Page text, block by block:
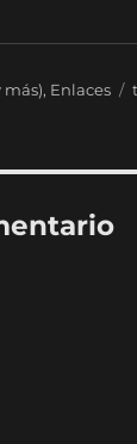
más), Enlaces